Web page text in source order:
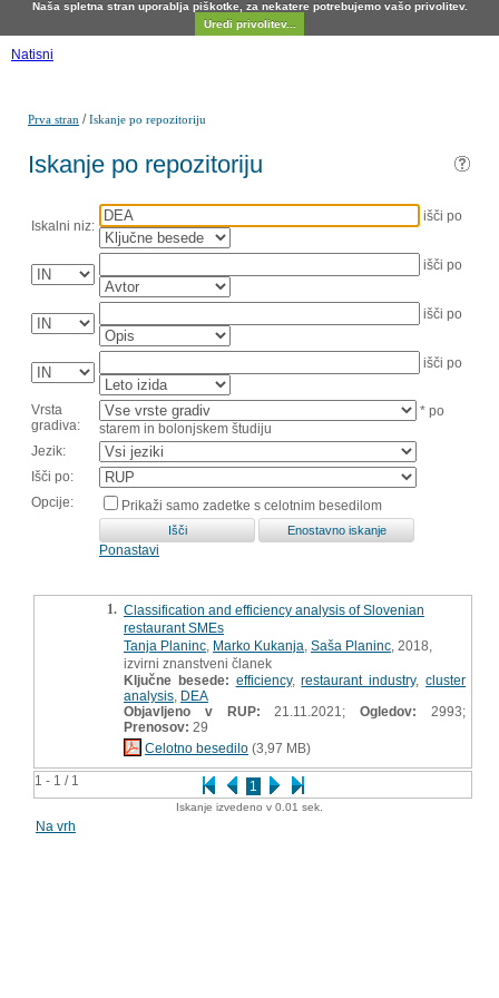
Naša spletna stran uporablja piškotke, za nekatere potrebujemo vašo privolitev.
Uredi privolitev...
Natisni
Prva stran /Iskanje po repozitoriju
Iskanje po repozitoriju
Iskalni niz:
išči po
išči po
išči po
išči po
Vrsta
gradiva:
* po
starem in bolonjskem študiju
Jezik:
Išči po:
Opcije:
Prikaži samo zadetke s celotnim besedilom
Ponastavi
1 - 1 / 1 1
1. Classification and efficiency analysis of Slovenian
restaurant SMEs
Tanja Planinc Marko Kukanja Saša Planinc , 2018,
izvirni znanstveni članek
Ključne besede: efficiency,restaurant industry,cluster
analysis DEA
Objavljeno v RUP: 21.11.2021;Ogledov: 2993;
Prenosov: 29
Celotno besedilo (3,97 MB)
Iskanje izvedeno v 0.01 sek.
Na vrh